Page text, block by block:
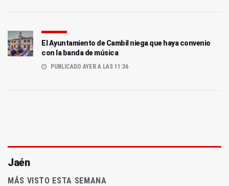
El Ayuntamiento de Cambil niega que haya convenio
con la banda de música
PUBLICADO AYER A LAS 11:36
Jaén
MÁS VISTO ESTA SEMANA